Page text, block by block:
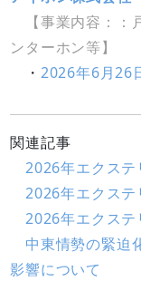
【事業内容：：
ンターホン等】
・ 2026年6月26
関連記事
2026年エクステ
2026年エクステ
2026年エクステ
中東情勢の緊迫
影響について